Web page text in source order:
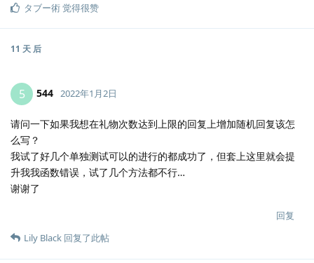
タブー術觉得很赞
11 天 后
5 544 2022年1月2日
请问一下如果我想在礼物次数达到上限的回复上增加随机回复该怎
么写？
我试了好几个单独测试可以的进行的都成功了，但套上这里就会提
升我我函数错误，试了几个方法都不行…
谢谢了
回复
Lily Black 回复了此帖